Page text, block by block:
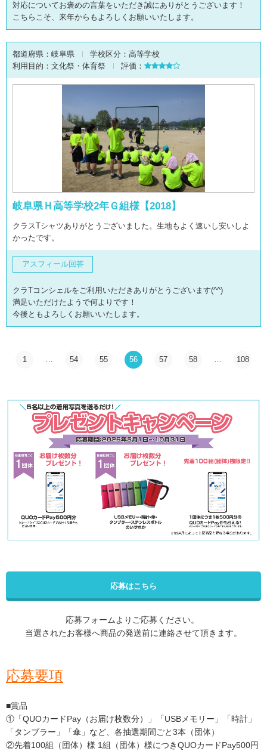
対応についてお褒めの言葉をいただき誠にありがとうございます！
こちらこそ、来年からもよろしくお願いいたします。
都道府県： 岐阜県 学校区分： 高等学校
利用目的： 文化祭・体育祭 評価：
岐阜県Ｈ高等学校2年Ｇ組様【2018】
クラスTシャツありがとうございました。生地もよく速いし安いしよ
かったです。
アスフィール回答
クラTコンシェルをご利用いただきありがとうございます(^^)
満足いただけたようで何よりです！
今後ともよろしくお願いいたします。
1 … 54 55 56 57 58 … 108
応募はこちら
応募フォームよりご応募ください。
当選されたお客様へ商品の発送前に連絡させて頂きます。
応募要項
■賞品
①「QUOカードPay（お届け枚数分）」「USBメモリー」「時計」
「タンブラー」「傘」など、各抽選期間ごと3本（団体）
②先着100組（団体）様 1組（団体）様につきQUOカードPay500円